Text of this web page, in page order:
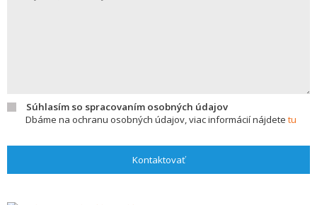
Súhlasím so spracovaním osobných údajov
Dbáme na ochranu osobných údajov, viac informácií nájdete tu
Kontaktovať